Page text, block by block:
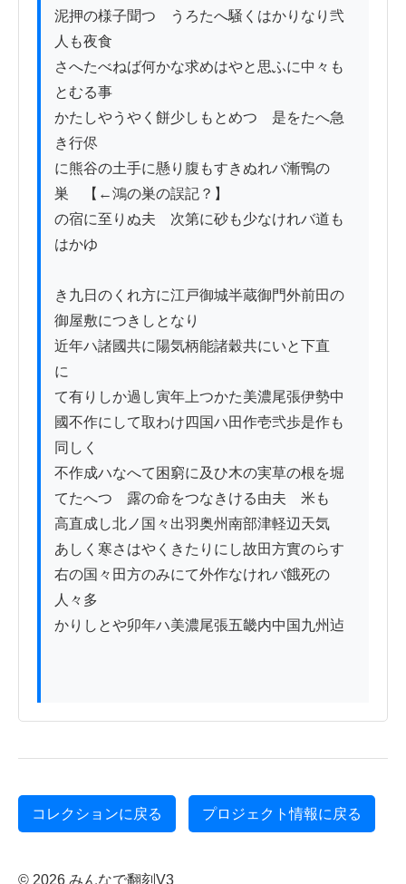
泥押の様子聞つゝうろたへ騒くはかりなり弐
人も夜食
さへたべねば何かな求めはやと思ふに中々も
とむる事
かたしやうやく餅少しもとめつゝ是をたへ急
き行侭
に熊谷の土手に懸り腹もすきぬれバ漸鴨の
巣　【←鴻の巣の誤記？】
の宿に至りぬ夫ゟ次第に砂も少なけれバ道も
はかゆ
き九日のくれ方に江戸御城半蔵御門外前田の
御屋敷につきしとなり
近年ハ諸國共に陽気柄能諸穀共にいと下直
に
て有りしか過し寅年上つかた美濃尾張伊勢中
國不作にして取わけ四国ハ田作壱弐歩是作も
同しく
不作成ハなへて困窮に及ひ木の実草の根を堀
てたへつゝ露の命をつなきける由夫ゟ米も
高直成し北ノ国々出羽奥州南部津軽辺天気
あしく寒さはやくきたりにし故田方實のらす
右の国々田方のみにて外作なけれバ餓死の
人々多
かりしとや卯年ハ美濃尾張五畿内中国九州迠
コレクションに戻る プロジェクト情報に戻る
© 2026 みんなで翻刻V3